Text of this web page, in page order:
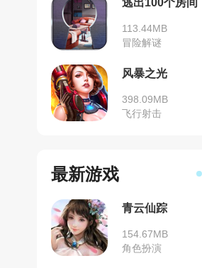
逃出100个房间
113.44MB
冒险解谜
风暴之光
398.09MB
飞行射击
最新游戏
青云仙踪
154.67MB
角色扮演